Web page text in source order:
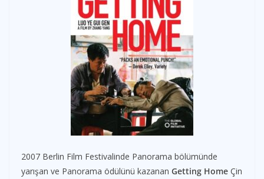
2007 Berlin Film Festivalinde Panorama bölümünde
yarışan ve Panorama ödülünü kazanan Getting Home Çin